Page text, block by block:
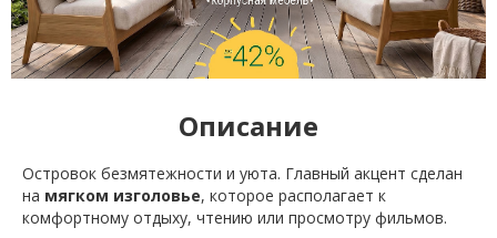
Описание
Островок безмятежности и уюта. Главный акцент сделан
на мягком изголовье, которое располагает к
комфортному отдыху, чтению или просмотру фильмов.